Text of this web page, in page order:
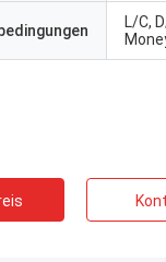
L/C,